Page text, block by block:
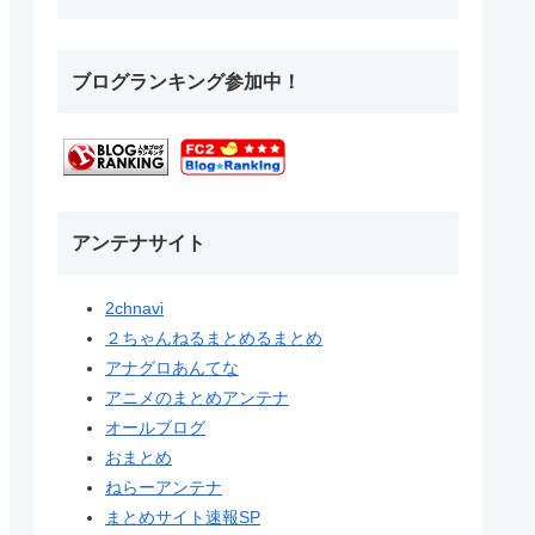
ブログランキング参加中！
アンテナサイト
2chnavi
２ちゃんねるまとめるまとめ
アナグロあんてな
アニメのまとめアンテナ
オールブログ
おまとめ
ねらーアンテナ
まとめサイト速報SP